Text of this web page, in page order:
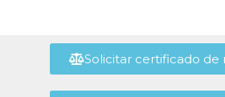
Solicitar certificado de